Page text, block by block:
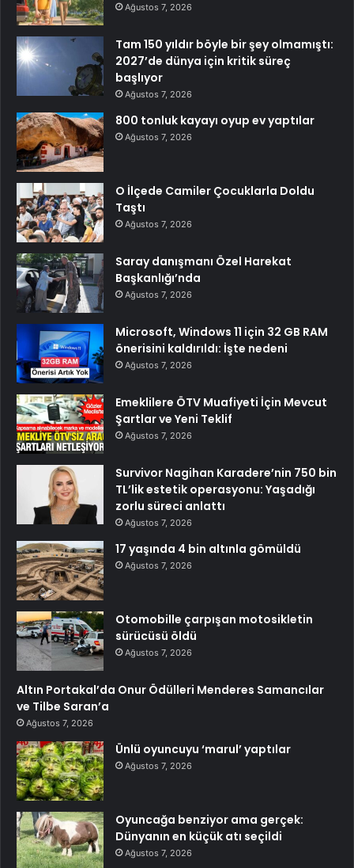
Ağustos 7, 2026
Tam 150 yıldır böyle bir şey olmamıştı:
2027’de dünya için kritik süreç
başlıyor
Ağustos 7, 2026
800 tonluk kayayı oyup ev yaptılar
Ağustos 7, 2026
O İlçede Camiler Çocuklarla Doldu
Taştı
Ağustos 7, 2026
Saray danışmanı Özel Harekat
Başkanlığı’nda
Ağustos 7, 2026
Microsoft, Windows 11 için 32 GB RAM
önerisini kaldırıldı: İşte nedeni
Ağustos 7, 2026
Emeklilere ÖTV Muafiyeti İçin Mevcut
Şartlar ve Yeni Teklif
Ağustos 7, 2026
Survivor Nagihan Karadere’nin 750 bin
TL’lik estetik operasyonu: Yaşadığı
zorlu süreci anlattı
Ağustos 7, 2026
17 yaşında 4 bin altınla gömüldü
Ağustos 7, 2026
Otomobille çarpışan motosikletin
sürücüsü öldü
Ağustos 7, 2026
Altın Portakal’da Onur Ödülleri Menderes Samancılar
ve Tilbe Saran’a
Ağustos 7, 2026
Ünlü oyuncuyu ‘marul’ yaptılar
Ağustos 7, 2026
Oyuncağa benziyor ama gerçek:
Dünyanın en küçük atı seçildi
Ağustos 7, 2026